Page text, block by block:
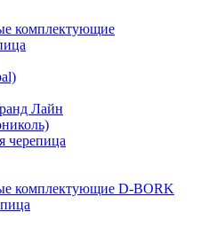
комплектующие
Лайн
черепица
комплектующие D-BORK